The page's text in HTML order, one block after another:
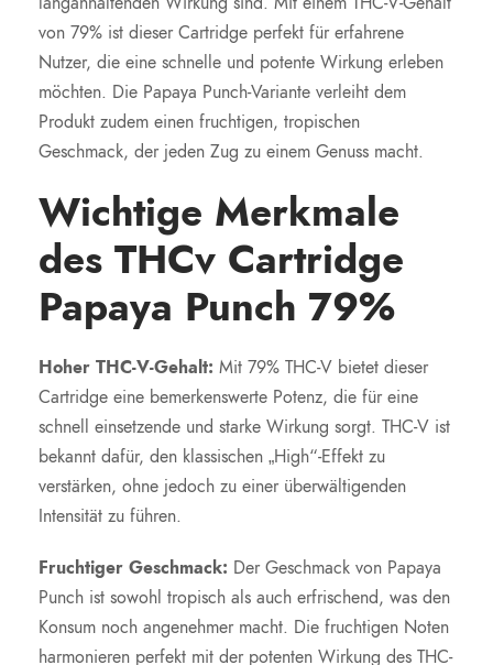
von 79% ist dieser Cartridge perfekt für erfahrene
Nutzer, die eine schnelle und potente Wirkung erleben
möchten. Die Papaya Punch-Variante verleiht dem
Produkt zudem einen fruchtigen, tropischen
Geschmack, der jeden Zug zu einem Genuss macht.
Wichtige Merkmale
des THCv Cartridge
Papaya Punch 79%
Hoher THC-V-Gehalt: Mit 79% THC-V bietet dieser
Cartridge eine bemerkenswerte Potenz, die für eine
schnell einsetzende und starke Wirkung sorgt. THC-V ist
bekannt dafür, den klassischen „High“-Effekt zu
verstärken, ohne jedoch zu einer überwältigenden
Intensität zu führen.
Fruchtiger Geschmack: Der Geschmack von Papaya
Punch ist sowohl tropisch als auch erfrischend, was den
Konsum noch angenehmer macht. Die fruchtigen Noten
harmonieren perfekt mit der potenten Wirkung des THC-